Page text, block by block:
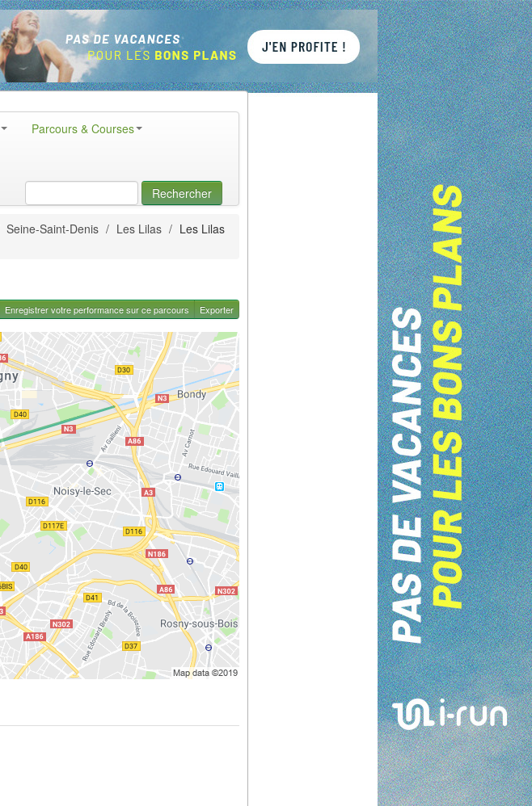
Parcours & Courses
Rechercher
Seine-Saint-Denis / Les Lilas / Les Lilas
Enregistrer votre performance sur ce parcours Exporter